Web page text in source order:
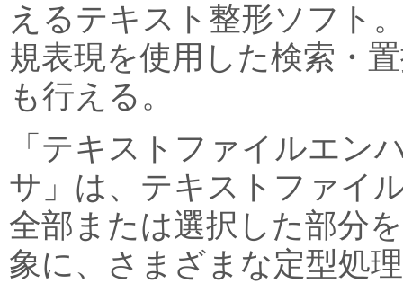
えるテキスト整形ソフト
規表現を使用した検索・
も行える。
「テキストファイルエン
サ」は、テキストファイ
全部または選択した部分
象に、さまざまな定型処